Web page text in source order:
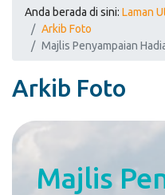
Anda berada di sini: Laman
Arkib Foto
Majlis Penyampaian
Arkib Foto
Majlis